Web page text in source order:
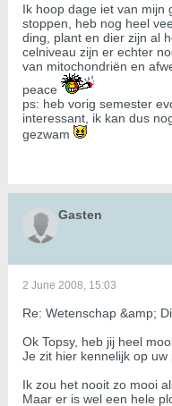
Ik hoop dage iet van mijn
stoppen, heb nog heel
ding, plant en dier zijn al
celniveau zijn er echter
van mitochondriën en
peace
ps: heb vorig semester
interessant, ik kan dus
gezwam
Gasten
2 June 2008, 15:03
Re: Wetenschap &amp;
Ok Topsy, heb jij heel
Je zit hier kennelijk op uw
Ik zou het nooit zo mooi
Maar er is wel een hele